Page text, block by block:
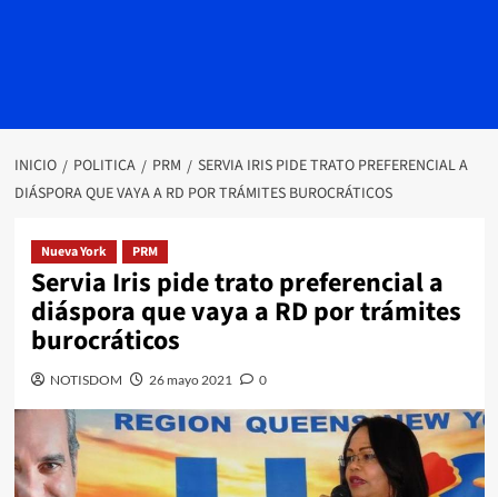
INICIO POLITICA PRM
SERVIA IRIS PIDE TRATO PREFERENCIAL A
DIÁSPORA QUE VAYA A RD POR TRÁMITES BUROCRÁTICOS
Nueva York PRM
Servia Iris pide trato preferencial a
diáspora que vaya a RD por trámites
burocráticos
NOTISDOM 26 mayo 2021 0